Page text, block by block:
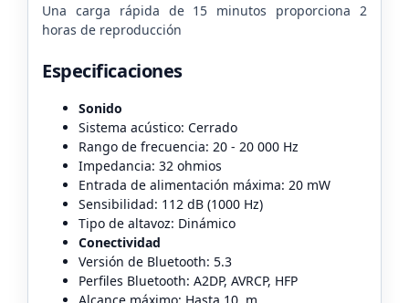
Una carga rápida de 15 minutos proporciona 2
horas de reproducción
Especificaciones
Sonido
Sistema acústico: Cerrado
Rango de frecuencia: 20 - 20 000 Hz
Impedancia: 32 ohmios
Entrada de alimentación máxima: 20 mW
Sensibilidad: 112 dB (1000 Hz)
Tipo de altavoz: Dinámico
Conectividad
Versión de Bluetooth: 5.3
Perfiles Bluetooth: A2DP, AVRCP, HFP
Alcance máximo: Hasta 10 m